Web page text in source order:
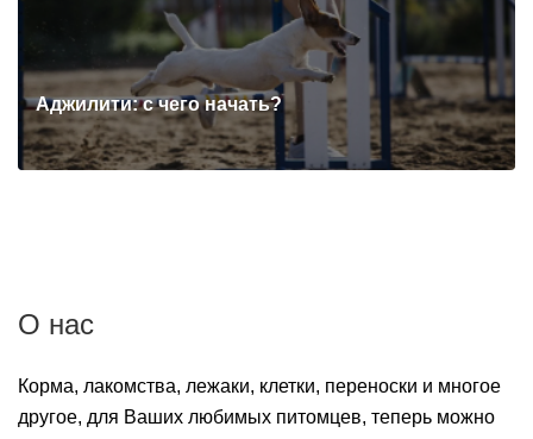
Аджилити: с чего начать?
О нас
Корма, лакомства, лежаки, клетки, переноски и многое
другое, для Ваших любимых питомцев, теперь можно